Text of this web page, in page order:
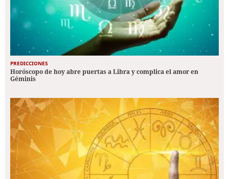
PREDICCIONES
Horóscopo de hoy abre puertas a Libra y complica el amor en
Géminis